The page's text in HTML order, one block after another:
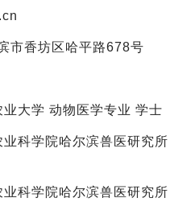
市香坊区哈平路678号
大学 动物医学专业 学士
科学院哈尔滨兽医研究所
科学院哈尔滨兽医研究所